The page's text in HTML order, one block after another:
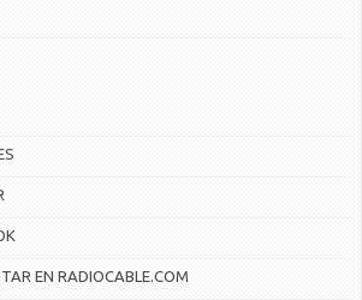
EN RADIOCABLE.COM